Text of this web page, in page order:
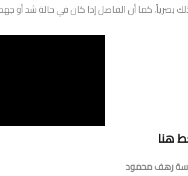
بصرياً، كما أن الفاصل إذا كان في حالة شد أو
هنا
رهف محمود